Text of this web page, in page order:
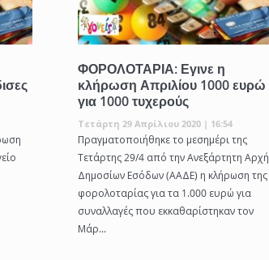
ΦΟΡΟΛΟΤΑΡΙΑ: Εγινε η
κλήρωση Απριλίου 1000 ευρώ
για 1000 τυχερούς
Τετάρτη 29 Απρίλιου 2020 | 16:54
Πραγματοποιήθηκε το μεσημέρι της
Τετάρτης 29/4 από την Ανεξάρτητη Αρχή
Δημοσίων Εσόδων (ΑΑΔΕ) η κλήρωση της
φορολοταρίας για τα 1.000 ευρώ για
συναλλαγές που εκκαθαρίστηκαν τον
Μάρ...